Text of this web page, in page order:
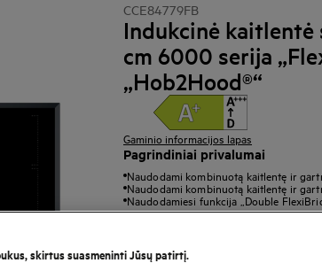
CCE84779FB
Indukcinė
cm 6000 serija
„Hob2Hood®“
Gaminio informacijos lapas
Pagrindiniai privalumai
Naudodami kombinuotą kaitlentę ir
Naudodami kombinuotą kaitlentę ir
Naudodamiesi funkcija „Double
skirtus suasmeninti Jūsų patirtį.